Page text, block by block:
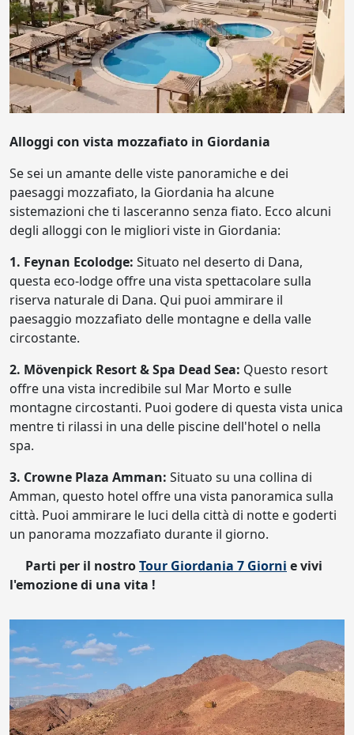
Alloggi con vista mozzafiato in Giordania
Se sei un amante delle viste panoramiche e dei
paesaggi mozzafiato, la Giordania ha alcune
sistemazioni che ti lasceranno senza fiato. Ecco alcuni
degli alloggi con le migliori viste in Giordania:
1. Feynan Ecolodge: Situato nel deserto di Dana,
questa eco-lodge offre una vista spettacolare sulla
riserva naturale di Dana. Qui puoi ammirare il
paesaggio mozzafiato delle montagne e della valle
circostante.
2. Mövenpick Resort & Spa Dead Sea: Questo resort
offre una vista incredibile sul Mar Morto e sulle
montagne circostanti. Puoi godere di questa vista unica
mentre ti rilassi in una delle piscine dell'hotel o nella
spa.
3. Crowne Plaza Amman: Situato su una collina di
Amman, questo hotel offre una vista panoramica sulla
città. Puoi ammirare le luci della città di notte e goderti
un panorama mozzafiato durante il giorno.
Parti per il nostroTour Giordania 7 Giorni e vivi
l'emozione di una vita !